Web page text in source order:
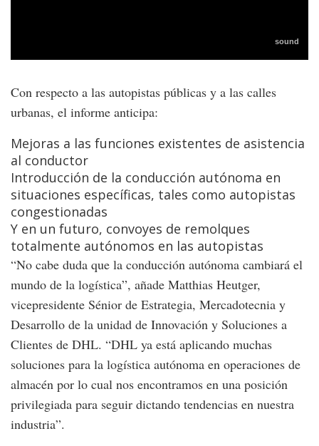
Con respecto a las autopistas públicas y a las calles
urbanas, el informe anticipa:
Mejoras a las funciones existentes de asistencia
al conductor
Introducción de la conducción autónoma en
situaciones específicas, tales como autopistas
congestionadas
Y en un futuro, convoyes de remolques
totalmente autónomos en las autopistas
“No cabe duda que la conducción autónoma cambiará el
mundo de la logística”, añade Matthias Heutger,
vicepresidente Sénior de Estrategia, Mercadotecnia y
Desarrollo de la unidad de Innovación y Soluciones a
Clientes de DHL. “DHL ya está aplicando muchas
soluciones para la logística autónoma en operaciones de
almacén por lo cual nos encontramos en una posición
privilegiada para seguir dictando tendencias en nuestra
industria”.